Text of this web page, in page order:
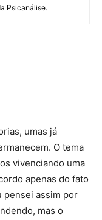
Psicanálise.
umas já
O tema
vivenciando uma
apenas do fato
pensei assim por
mas o